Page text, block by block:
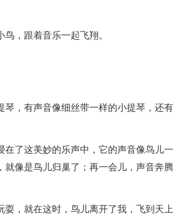
，跟着音乐一起飞翔。
，有声音像细丝带一样的小提琴，还有
了这美妙的乐声中，它的声音像鸟儿一
像是鸟儿归巢了；再一会儿，声音奔腾
，就在这时，鸟儿离开了我，飞到天上